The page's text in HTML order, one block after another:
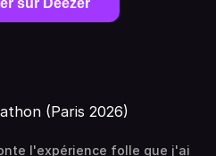
sur Deezer
(Paris 2026)
l'expérience folle que j'ai